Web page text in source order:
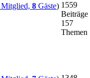
8 Gäste) 1559
Beiträge
157
Themen